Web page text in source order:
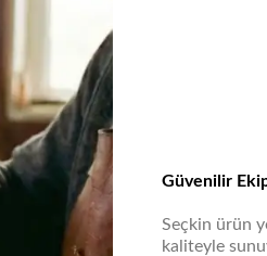
Güvenilir
Seçkin ürün
kaliteyle